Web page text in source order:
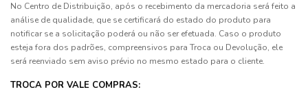
No Centro de Distribuição, após o recebimento da mercadoria será feito a
análise de qualidade, que se certificará do estado do produto para
notificar se a solicitação poderá ou não ser efetuada. Caso o produto
esteja fora dos padrões, compreensivos para Troca ou Devolução, ele
será reenviado sem aviso prévio no mesmo estado para o cliente.
TROCA POR VALE COMPRAS: